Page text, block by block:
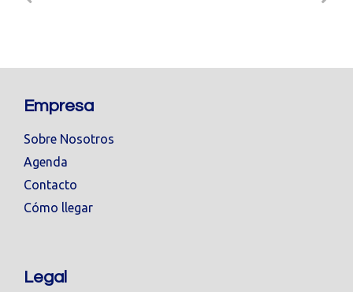
Empresa
Sobre Nosotros
Agenda
Contacto
Cómo llegar
Legal